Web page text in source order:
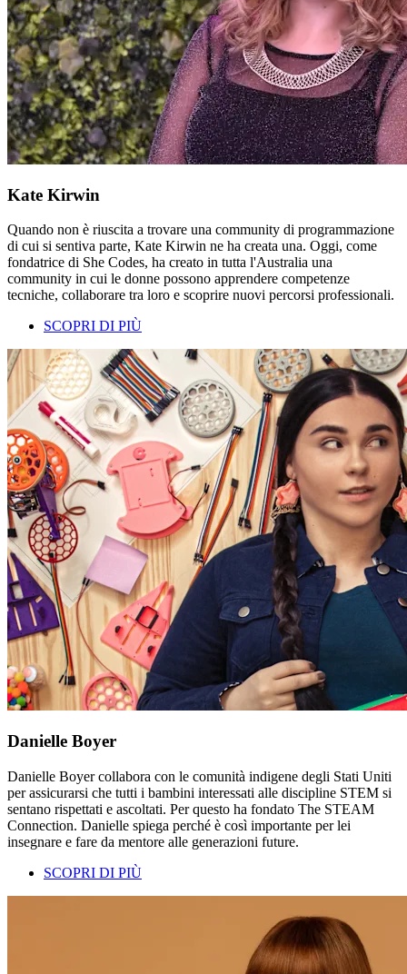
Kate Kirwin
Quando non è riuscita a trovare una community di programmazione
di cui si sentiva parte, Kate Kirwin ne ha creata una. Oggi, come
fondatrice di She Codes, ha creato in tutta l'Australia una
community in cui le donne possono apprendere competenze
tecniche, collaborare tra loro e scoprire nuovi percorsi professionali.
SCOPRI DI PIÙ
Danielle Boyer
Danielle Boyer collabora con le comunità indigene degli Stati Uniti
per assicurarsi che tutti i bambini interessati alle discipline STEM si
sentano rispettati e ascoltati. Per questo ha fondato The STEAM
Connection. Danielle spiega perché è così importante per lei
insegnare e fare da mentore alle generazioni future.
SCOPRI DI PIÙ